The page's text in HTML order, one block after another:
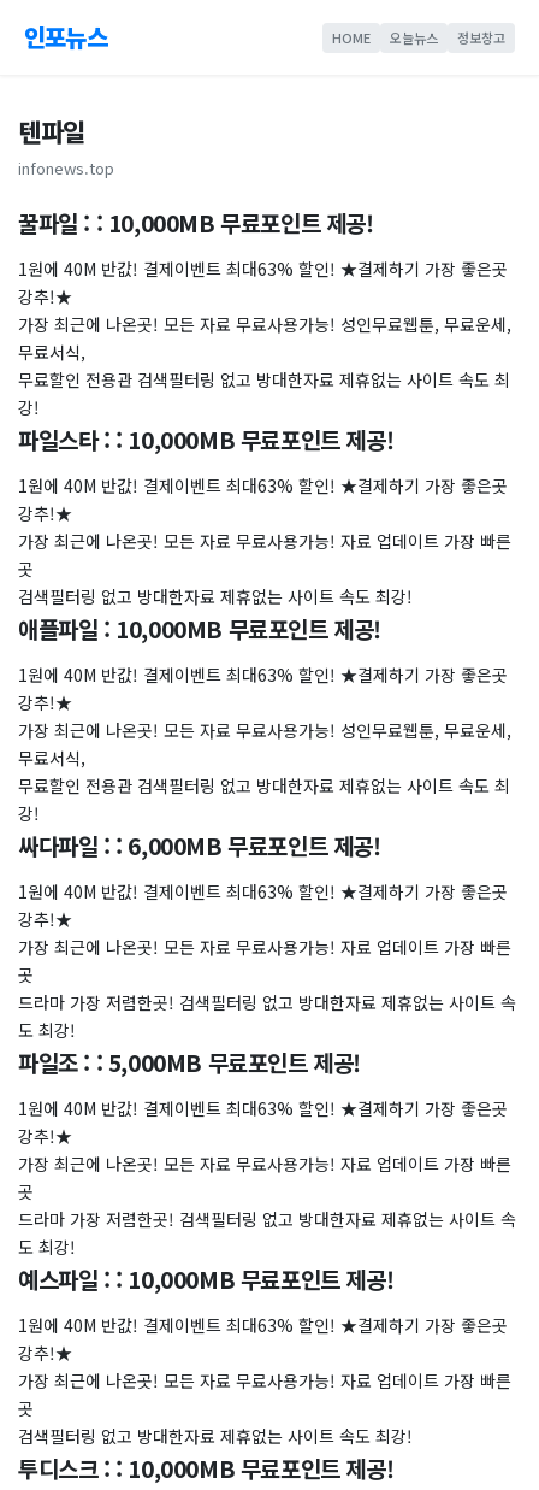
인포뉴스 HOME 오늘뉴스 정보창고
텐파일
infonews.top
꿀파일 : : 10,000MB 무료포인트 제공!
1원에 40M 반값! 결제이벤트 최대63% 할인! ★결제하기 가장 좋은곳
강추!★
가장 최근에 나온곳! 모든 자료 무료사용가능! 성인무료웹툰, 무료운세,
무료서식,
무료할인 전용관 검색필터링 없고 방대한자료 제휴없는 사이트 속도 최
강!
파일스타 : : 10,000MB 무료포인트 제공!
1원에 40M 반값! 결제이벤트 최대63% 할인! ★결제하기 가장 좋은곳
강추!★
가장 최근에 나온곳! 모든 자료 무료사용가능! 자료 업데이트 가장 빠른
곳
검색필터링 없고 방대한자료 제휴없는 사이트 속도 최강!
애플파일 : 10,000MB 무료포인트 제공!
1원에 40M 반값! 결제이벤트 최대63% 할인! ★결제하기 가장 좋은곳
강추!★
가장 최근에 나온곳! 모든 자료 무료사용가능! 성인무료웹툰, 무료운세,
무료서식,
무료할인 전용관 검색필터링 없고 방대한자료 제휴없는 사이트 속도 최
강!
싸다파일 : : 6,000MB 무료포인트 제공!
1원에 40M 반값! 결제이벤트 최대63% 할인! ★결제하기 가장 좋은곳
강추!★
가장 최근에 나온곳! 모든 자료 무료사용가능! 자료 업데이트 가장 빠른
곳
드라마 가장 저렴한곳! 검색필터링 없고 방대한자료 제휴없는 사이트 속
도 최강!
파일조 : : 5,000MB 무료포인트 제공!
1원에 40M 반값! 결제이벤트 최대63% 할인! ★결제하기 가장 좋은곳
강추!★
가장 최근에 나온곳! 모든 자료 무료사용가능! 자료 업데이트 가장 빠른
곳
드라마 가장 저렴한곳! 검색필터링 없고 방대한자료 제휴없는 사이트 속
도 최강!
예스파일 : : 10,000MB 무료포인트 제공!
1원에 40M 반값! 결제이벤트 최대63% 할인! ★결제하기 가장 좋은곳
강추!★
가장 최근에 나온곳! 모든 자료 무료사용가능! 자료 업데이트 가장 빠른
곳
검색필터링 없고 방대한자료 제휴없는 사이트 속도 최강!
투디스크 : : 10,000MB 무료포인트 제공!